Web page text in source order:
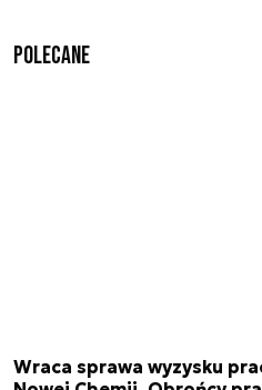
Polecane
Wraca sprawa wyzysku